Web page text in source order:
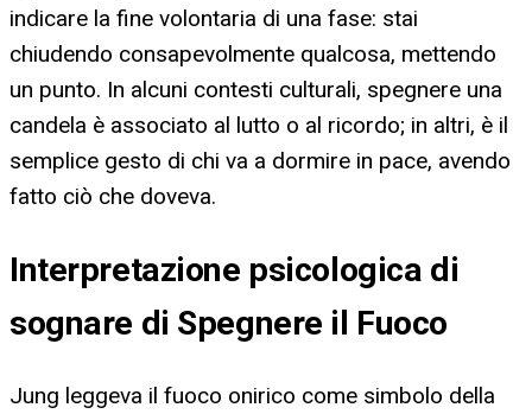
indicare la fine volontaria di una fase: stai
chiudendo consapevolmente qualcosa, mettendo
un punto. In alcuni contesti culturali, spegnere una
candela è associato al lutto o al ricordo; in altri, è il
semplice gesto di chi va a dormire in pace, avendo
fatto ciò che doveva.
Interpretazione psicologica di
sognare di Spegnere il Fuoco
Jung leggeva il fuoco onirico come simbolo della